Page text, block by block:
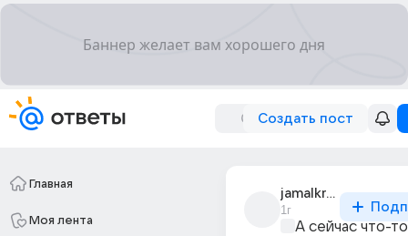
Создать пост
Главная
Моя лента
jamalkryutoi
1г
А сейчас что-